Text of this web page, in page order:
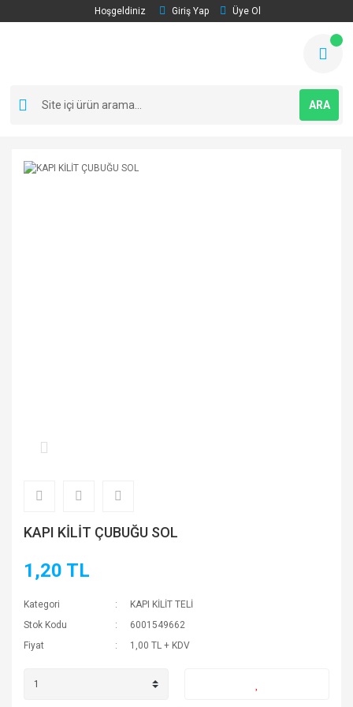
Hoşgeldiniz Giriş Yap Üye Ol
ARA
KAPI KİLİT ÇUBUĞU SOL
1,20 TL
Kategori
KAPI KİLİT TELİ
Stok Kodu
6001549662
Fiyat
1,00 TL + KDV